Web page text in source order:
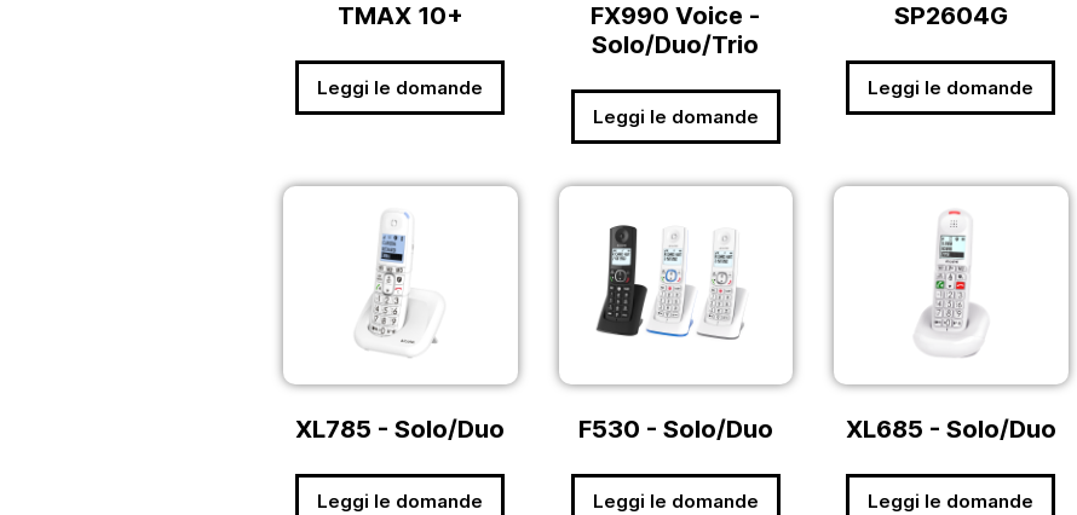
TMAX 10+
Leggi le domande
FX990 Voice -
Solo/Duo/Trio
Leggi le domande
SP2604G
Leggi le domande
XL785 - Solo/Duo
Leggi le domande
F530 - Solo/Duo
Leggi le domande
XL685 - Solo/Duo
Leggi le domande